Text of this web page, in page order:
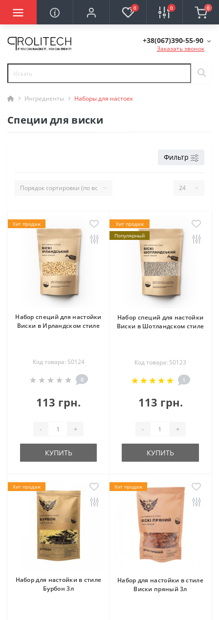
0 0 0
+38(067)390-55-90
Заказать звонок
Ингредиенты Наборы для настоек
Специи для виски
Фильтр
Хит продаж
Набор специй для настойки
Виски в Ирландском стиле
Код товара: S0124
0
113 грн.
- +
КУПИТЬ
Хит продаж
Популярный
Набор специй для настойки
Виски в Шотландском стиле
Код товара: S0123
1
113 грн.
- +
КУПИТЬ
Хит продаж
Набор для настойки в стиле
Бурбон 3л
Хит продаж
Набор для настойки в стиле
Виски пряный 3л